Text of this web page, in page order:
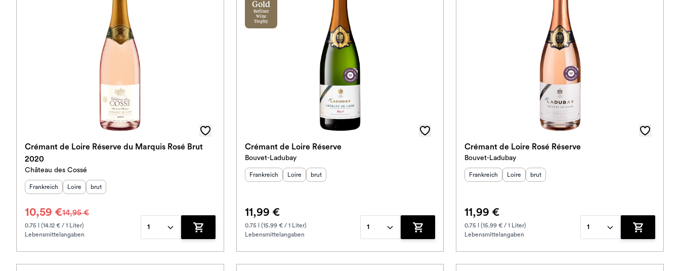
Crémant de Loire Réserve du Marquis Rosé Brut
2020
Château des Cossé
Herkunftsland :
Frankreich Herkunftsregion
Loire Geschmack
brut
10,59 €14,95 €
0.75 l (14.12 € / 1 Liter)
Lebensmittelangaben
1
Zum Warenkorb hinzufügen
Gold
Berliner
Wine
Trophy
Crémant de Loire Réserve
Bouvet-Ladubay
Herkunftsland :
Frankreich Herkunftsregion
Loire Geschmack
brut
11,99 €
0.75 l (15.99 € / 1 Liter)
Lebensmittelangaben
1
Zum Warenkorb hinzufügen
Crémant de Loire Rosé Réserve
Bouvet-Ladubay
Herkunftsland :
Frankreich Herkunftsregion
Loire Geschmack
brut
11,99 €
0.75 l (15.99 € / 1 Liter)
Lebensmittelangaben
1
Zum